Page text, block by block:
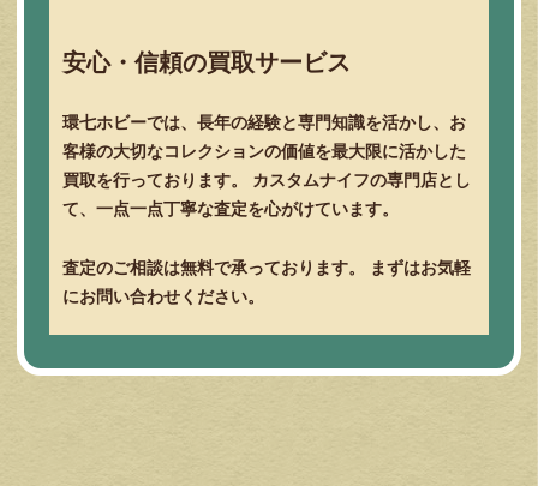
安心・信頼の買取サービス
環七ホビーでは、長年の経験と専門知識を活かし、お
客様の大切なコレクションの価値を最大限に活かした
買取を行っております。 カスタムナイフの専門店とし
て、一点一点丁寧な査定を心がけています。
査定のご相談は無料で承っております。 まずはお気軽
にお問い合わせください。